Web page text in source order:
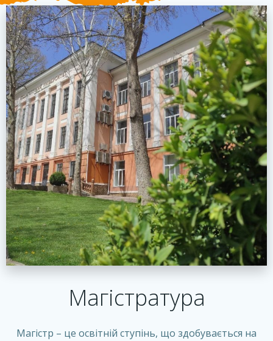
Магістратура
Магістр – це освітній ступінь, що здобувається на